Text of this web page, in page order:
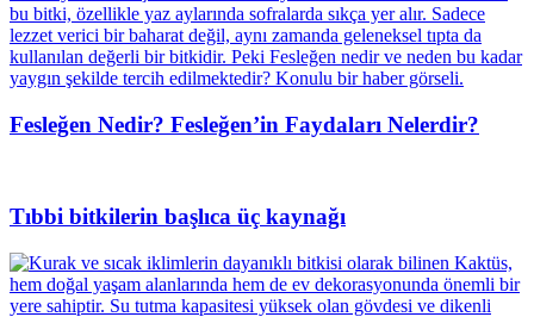
Fesleğen Nedir? Fesleğen’in Faydaları Nelerdir?
Tıbbi bitkilerin başlıca üç kaynağı